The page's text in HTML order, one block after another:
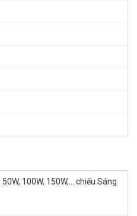
100W, 150W,… chiếu Sáng